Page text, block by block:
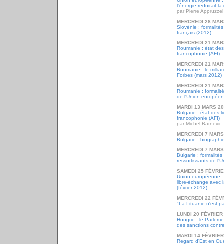
l'énergie reduirait
par Pierre Appruzzel
MERCREDI 28
Slovénie :
français (2012)
MERCREDI 21
Roumanie : état
francophonie (AFI)
MERCREDI 21
Roumanie : le
Forbes (mars 2012)
MERCREDI 21
Roumanie :
de l'Union
MARDI 13 MARS
Bulgarie : état des
francophonie (AFI)
par Michel Barnevic
MERCREDI 7
Bulgarie :
MERCREDI 7
Bulgarie :
ressortissants de
SAMEDI 25
Union européenne
libre-échange avec
(février 2012)
MERCREDI 22
"La Lituanie n'est
LUNDI 20
Hongrie : le
des sanctions
MARDI 14
Regard d'Est en